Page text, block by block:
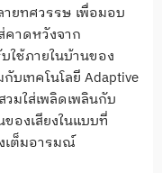
ยทศวรรษ เพื่อมอบ
คาดหวังจาก
ช้ภายในบ้านของ
บเทคโนโลยี Adaptive
มใส่เพลิดเพลินกับ
องเสียงในแบบที่
เต็มอารมณ์